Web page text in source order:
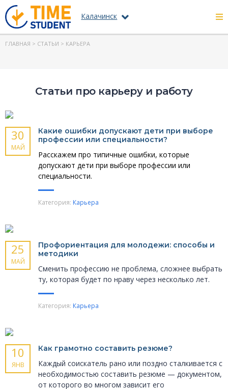
Калачинск
ГЛАВНАЯ > СТАТЬИ > КАРЬЕРА
Статьи про карьеру и работу
30
МАЙ
Какие ошибки допускают дети при выборе
профессии или специальности?
Расскажем про типичные ошибки, которые
допускают дети при выборе профессии или
специальности.
Категория: Карьера
25
МАЙ
Профориентация для молодежи: способы и
методики
Сменить профессию не проблема, сложнее выбрать
ту, которая будет по нраву через несколько лет.
Категория: Карьера
10
ЯНВ
Как грамотно составить резюме?
Каждый соискатель рано или поздно сталкивается с
необходимостью составить резюме — документом,
от которого во многом зависит его